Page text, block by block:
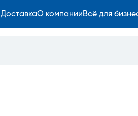
ДоставкаО компанииВсё для